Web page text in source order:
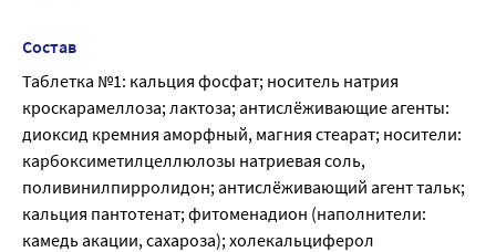
Состав
Таблетка №1: кальция фосфат; носитель натрия
кроскарамеллоза; лактоза; антислёживающие агенты:
диоксид кремния аморфный, магния стеарат; носители:
карбоксиметилцеллюлозы натриевая соль,
поливинилпирролидон; антислёживающий агент тальк;
кальция пантотенат; фитоменадион (наполнители:
камедь акации, сахароза); холекальциферол